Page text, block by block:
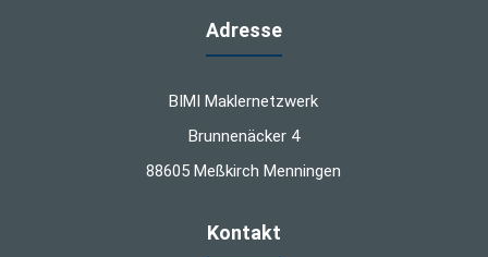
Adresse
BIMI Maklernetzwerk
Brunnenäcker 4
88605 Meßkirch Menningen
Kontakt